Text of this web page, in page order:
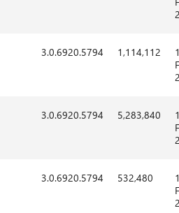
3.0.6920.5794 1,114,112
3.0.6920.5794 5,283,840
3.0.6920.5794 532,480